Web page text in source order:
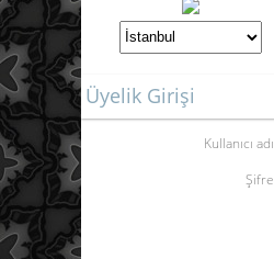
Üyelik Girişi
Kullanıcı adı
Şifre